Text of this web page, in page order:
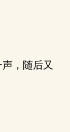
，随后又